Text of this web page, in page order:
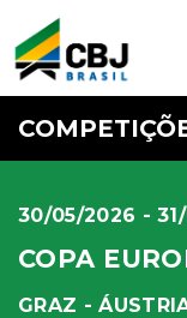
30/05/2026 -
COPA
GRAZ -